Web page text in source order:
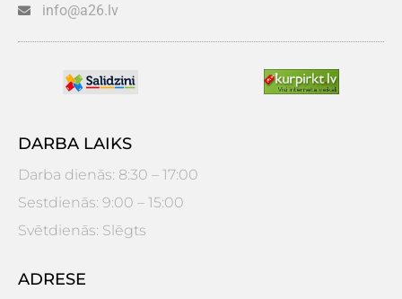
info@a26.lv
DARBA LAIKS
Darba dienās: 8:30 – 17:00
Sestdienās: 9:00 – 15:00
Svētdienās: Slēgts
ADRESE